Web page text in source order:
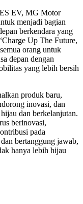
EV, MG Motor
menjadi bagian
berkendara yang
Up The Future,
orang untuk
depan dengan
yang lebih bersih
produk baru,
inovasi, dan
dan berkelanjutan.
berinovasi,
pada
bertanggung jawab,
hanya lebih hijau